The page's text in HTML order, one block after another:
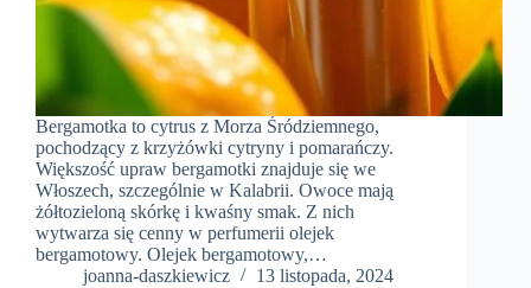
Bergamotka to cytrus z Morza Śródziemnego,
pochodzący z krzyżówki cytryny i pomarańczy.
Większość upraw bergamotki znajduje się we
Włoszech, szczególnie w Kalabrii. Owoce mają
żółtozieloną skórkę i kwaśny smak. Z nich
wytwarza się cenny w perfumerii olejek
bergamotowy. Olejek bergamotowy,…
joanna-daszkiewicz
13 listopada, 2024